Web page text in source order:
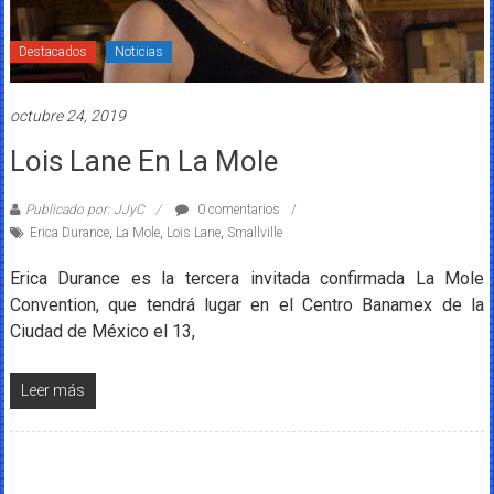
Destacados Noticias
octubre 24, 2019
Lois Lane En La Mole
Publicado por: JJyC
0 comentarios
Erica Durance, La Mole, Lois Lane, Smallville
Erica Durance es la tercera invitada confirmada La Mole
Convention, que tendrá lugar en el Centro Banamex de la
Ciudad de México el 13,
Leer más